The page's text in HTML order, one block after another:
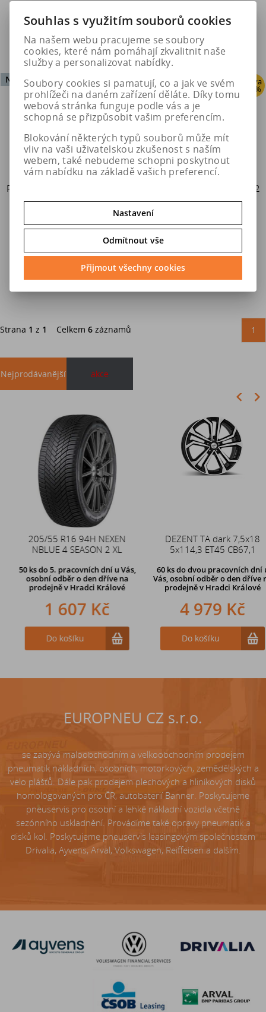
Do košíku
Do košíku
Není na skladě Sleva
20 %
Pewag Sněhové řetězy FM 80
OFFROAD EXTREME
22 579 Kč
28 223 Kč
Není na skladě Sleva
20 %
Pewag Sněhové řetězy FM 82
OFFROAD EXTREME
22 579 Kč
28 223 Kč
Strana 1 z 1 Celkem 6 záznamů 1
Nejprodávanější akce
205/55 R16 94H NEXEN
NBLUE 4 SEASON 2 XL
50 ksdo 5. pracovních dní u Vás,
osobní odběr o den dříve na
prodejněv Hradci Králové
1 607 Kč
Do košíku
DEZENT TA dark 7,5x18
5x114,3 ET45 CB67,1
60 ksdo dvou pracovních dní u
Vás, osobní odběr o den dřívena
prodejně v Hradci Králové
4 979 Kč
Do košíku
Duše 12x4 (4.00-4) kovový
zahnutý ventil TR87
242 Kč
Do košíku
EUROPNEU CZ s.r.o.
se zabývá maloobchodním a velkoobchodním prodejem
pneumatik nákladních, osobních, motorkových, zemědělských a
velo plášťů. Dále pak prodejem plechových a hliníkových disků
homologovaných pro ČR, autobaterií Banner. Poskytujeme
pneuservis pro osobní a lehké nákladní vozidla včetně
sezónního uskladnění. Provádíme také opravy pneumatik a
disků kol. Poskytujeme pneuservis leasingovým společnostem
Drivalia, Ayvens, Arval, Volkswagen, Reiffeisen a dalším.
Souhlas s využitím souborů cookies
Na našem webu pracujeme se soubory
cookies, které nám pomáhají zkvalitnit naše
služby a personalizovat nabídky.
Soubory cookies si pamatují, co a jak ve svém
prohlížeči na daném zařízení děláte. Díky tomu
webová stránka funguje podle vás a je
schopná se přizpůsobit vašim preferencím.
Blokování některých typů souborů může mít
vliv na vaši uživatelskou zkušenost s naším
webem, také nebudeme schopni poskytnout
vám nabídku na základě vašich preferencí.
Nastavení
Odmítnout vše
Přijmout všechny cookies